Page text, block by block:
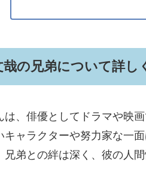
哉の兄弟について詳し
は、俳優としてドラマや映
キャラクターや努力家な一
兄弟との絆は深く、彼の人